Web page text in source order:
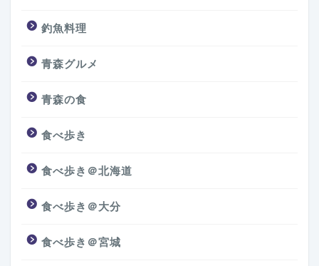
釣魚料理
青森グルメ
青森の食
食べ歩き
食べ歩き＠北海道
食べ歩き＠大分
食べ歩き＠宮城